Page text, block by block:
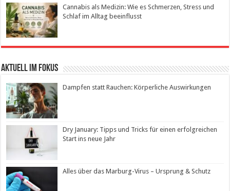
Cannabis als Medizin: Wie es Schmerzen, Stress und
Schlaf im Alltag beeinflusst
Aktuell im Fokus
Dampfen statt Rauchen: Körperliche Auswirkungen
Dry January: Tipps und Tricks für einen erfolgreichen
Start ins neue Jahr
Alles über das Marburg-Virus – Ursprung & Schutz